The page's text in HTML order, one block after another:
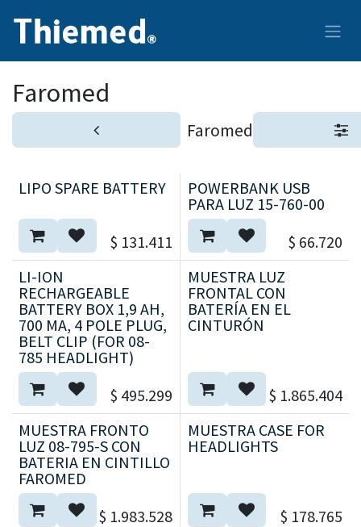
Faromed
Faromed
LIPO SPARE BATTERY
$ 131.411
POWERBANK USB
PARA LUZ 15-760-00
$ 66.720
LI-ION
RECHARGEABLE
BATTERY BOX 1,9 AH,
700 MA, 4 POLE PLUG,
BELT CLIP (FOR 08-
785 HEADLIGHT)
$ 495.299
MUESTRA LUZ
FRONTAL CON
BATERÍA EN EL
CINTURÓN
$ 1.865.404
MUESTRA FRONTO
LUZ 08-795-S CON
BATERIA EN CINTILLO
FAROMED
$ 1.983.528
MUESTRA CASE FOR
HEADLIGHTS
$ 178.765